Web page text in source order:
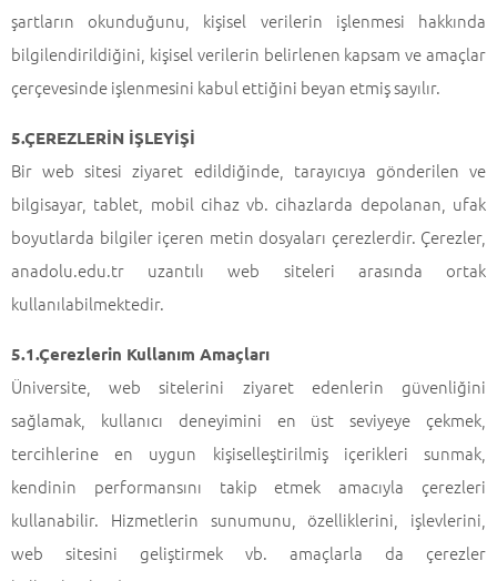
şartların okunduğunu, kişisel verilerin işlenmesi hakkında
bilgilendirildiğini, kişisel verilerin belirlenen kapsam ve amaçlar
çerçevesinde işlenmesini kabul ettiğini beyan etmiş sayılır.
5.ÇEREZLERİN İŞLEYİŞİ
Bir web sitesi ziyaret edildiğinde, tarayıcıya gönderilen ve
bilgisayar, tablet, mobil cihaz vb. cihazlarda depolanan, ufak
boyutlarda bilgiler içeren metin dosyaları çerezlerdir. Çerezler,
anadolu.edu.tr uzantılı web siteleri arasında ortak
kullanılabilmektedir.
5.1.Çerezlerin Kullanım Amaçları
Üniversite, web sitelerini ziyaret edenlerin güvenliğini
sağlamak, kullanıcı deneyimini en üst seviyeye çekmek,
tercihlerine en uygun kişiselleştirilmiş içerikleri sunmak,
kendinin performansını takip etmek amacıyla çerezleri
kullanabilir. Hizmetlerin sunumunu, özelliklerini, işlevlerini,
web sitesini geliştirmek vb. amaçlarla da çerezler